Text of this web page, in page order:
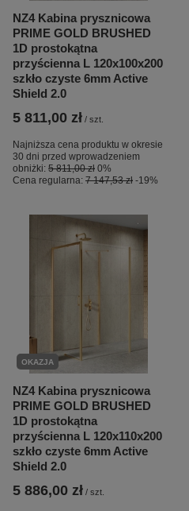
NZ4 Kabina prysznicowa
PRIME GOLD BRUSHED
1D prostokątna
przyścienna L 120x100x200
szkło czyste 6mm Active
Shield 2.0
5 811,00 zł / szt.
Najniższa cena produktu w okresie
30 dni przed wprowadzeniem
obniżki: 5 811,00 zł 0%
Cena regularna: 7 147,53 zł -19%
OKAZJA
NZ4 Kabina prysznicowa
PRIME GOLD BRUSHED
1D prostokątna
przyścienna L 120x110x200
szkło czyste 6mm Active
Shield 2.0
5 886,00 zł / szt.